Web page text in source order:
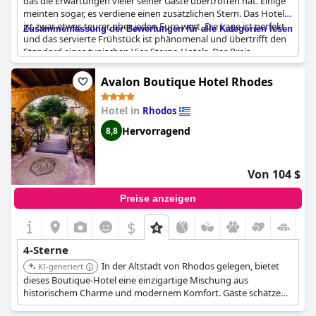
meinten sogar, es verdiene einen zusätzlichen Stern. Das Hotel
ist zwar etwas teurer, aber jeden Euro wert. Die Lage ist perfekt
und das servierte Frühstück ist phänomenal und übertrifft den
Standard eines typischen Vier-Sterne-Hotels. Das Preis-
Qualitäts-Verhältnis ist ausgezeichnet. Negative Bewertungen
wurden nicht gefunden. Einige Gäste waren jedoch der
Meinung, dass die Qualität des Frühstücks nicht dem Standard
eines Vier-Sterne-Hotels entsprach. Insgesamt ist das Hotel mit
seiner guten Lage und der erstklassigen Ausstattung sehr zu
empfehlen.
Zusammenfassung der Bewertungen für alle Kategorien lesen
Avalon Boutique Hotel Rhodes
Hotel in Rhodos
8,8 Hervorragend
Von 104 $
Preise anzeigen
$
4-Sterne
KI-generiert
In der Altstadt von Rhodos gelegen, bietet
dieses Boutique-Hotel eine einzigartige Mischung aus
historischem Charme und modernem Komfort. Gäste schätzen
seine zentrale Lage und den persönlichen Service. Der